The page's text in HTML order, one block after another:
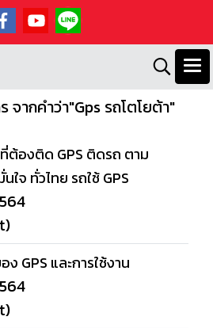
จากคำว่า"Gps รถโตโยต้า"
ที่ต้องติด GPS ติดรถ ตาม
ใจ ทั่วไทย รถใช้ GPS
ง GPS และการใช้งาน